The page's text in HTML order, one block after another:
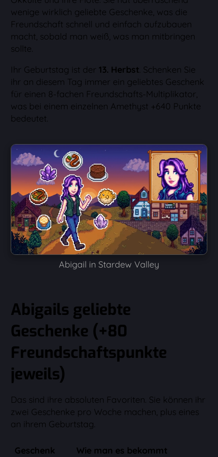
wenige wirklich geliebte Geschenke, was die
Freundschaft schnell und einfach aufzubauen
macht, sobald man weiß, was man mitbringen
sollte.
Ihr Geburtstag ist der13. Herbst. Schenken Sie
ihr an diesem Tag immer ein geliebtes Geschenk
für einen 8-fachen Freundschafts-Multiplikator,
was bei einem einzelnen Amethyst +640 Punkte
bedeutet.
Abigail in Stardew Valley
Abigails geliebte
Geschenke (+80
Freundschaftspunkte
jeweils)
Das sind ihre absoluten Favoriten. Sie können ihr
zwei Geschenke pro Woche machen, plus eines
an ihrem Geburtstag.
Geschenk Wie man es bekommt